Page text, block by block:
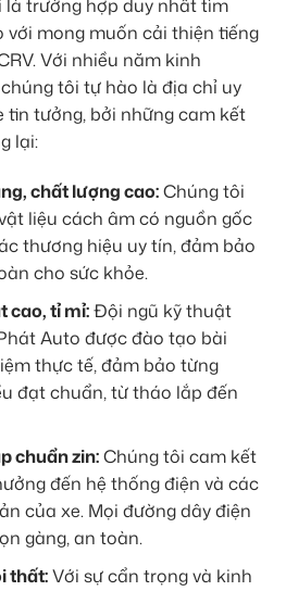
là trường hợp duy nhất tìm
với mong muốn cải thiện tiếng
Với nhiều năm kinh
tôi tự hào là địa chỉ uy
tin tưởng, bởi những cam kết
lại:
chất lượng cao:Chúng tôi
liệu cách âm có nguồn gốc
thương hiệu uy tín, đảm bảo
cho sức khỏe.
cao, tỉ mỉ:Đội ngũ kỹ thuật
Auto được đào tạo bài
thực tế, đảm bảo từng
đạt chuẩn, từ tháo lắp đến
chuẩn zin:Chúng tôi cam kết
đến hệ thống điện và các
của xe. Mọi đường dây điện
gàng, an toàn.
thất:Với sự cẩn trọng và kinh